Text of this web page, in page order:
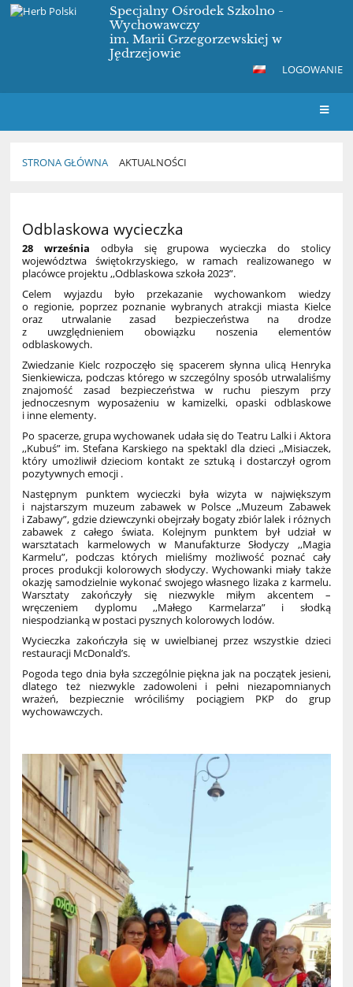
Specjalny Ośrodek Szkolno -
Wychowawczy
im. Marii Grzegorzewskiej w
Jędrzejowie
LOGOWANIE
STRONA GŁÓWNA AKTUALNOŚCI
Odblaskowa wycieczka
28 września odbyła się grupowa wycieczka do stolicy
województwa świętokrzyskiego, w ramach realizowanego w
placówce projektu ,,Odblaskowa szkoła 2023”.
Celem wyjazdu było przekazanie wychowankom wiedzy
o regionie, poprzez poznanie wybranych atrakcji miasta Kielce
oraz utrwalanie zasad bezpieczeństwa na drodze
z uwzględnieniem obowiązku noszenia elementów
odblaskowych.
Zwiedzanie Kielc rozpoczęło się spacerem słynna ulicą Henryka
Sienkiewicza, podczas którego w szczególny sposób utrwalaliśmy
znajomość zasad bezpieczeństwa w ruchu pieszym przy
jednoczesnym wyposażeniu w kamizelki, opaski odblaskowe
i inne elementy.
Po spacerze, grupa wychowanek udała się do Teatru Lalki i Aktora
,,Kubuś” im. Stefana Karskiego na spektakl dla dzieci ,,Misiaczek,
który umożliwił dzieciom kontakt ze sztuką i dostarczył ogrom
pozytywnych emocji .
Następnym punktem wycieczki była wizyta w największym
i najstarszym muzeum zabawek w Polsce ,,Muzeum Zabawek
i Zabawy”, gdzie dziewczynki obejrzały bogaty zbiór lalek i różnych
zabawek z całego świata. Kolejnym punktem był udział w
warsztatach karmelowych w Manufakturze Słodyczy ,,Magia
Karmelu”, podczas których mieliśmy możliwość poznać cały
proces produkcji kolorowych słodyczy. Wychowanki miały także
okazję samodzielnie wykonać swojego własnego lizaka z karmelu.
Warsztaty zakończyły się niezwykle miłym akcentem –
wręczeniem dyplomu ,,Małego Karmelarza” i słodką
niespodzianką w postaci pysznych kolorowych lodów.
Wycieczka zakończyła się w uwielbianej przez wszystkie dzieci
restauracji McDonald’s.
Pogoda tego dnia była szczególnie piękna jak na początek jesieni,
dlatego też niezwykle zadowoleni i pełni niezapomnianych
wrażeń, bezpiecznie wróciliśmy pociągiem PKP do grup
wychowawczych.